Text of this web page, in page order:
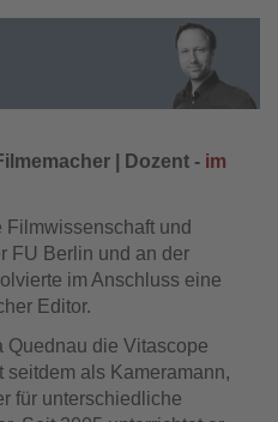
| Dozent - im
und
FU Berlin und an der
im Anschluss eine
Editor.
Quednau die Vitascope
seitdem als Kameramann,
für unterschiedliche